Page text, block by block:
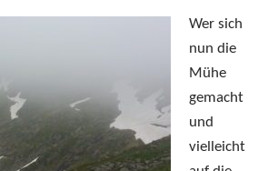
Wer sich
nun die
Mühe
gemacht
und
vielleicht